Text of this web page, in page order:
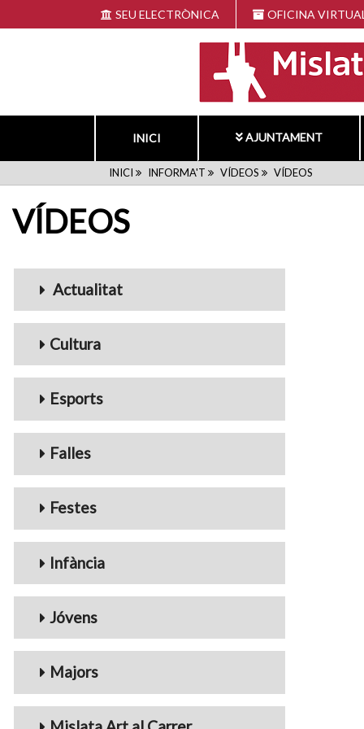
al
SEU ELECTRÒNICA OFICINA
INICI AJUNTAMENT
FIL
D'ARIADNA
INICI INFORMA'T VÍDEOS VÍDEOS
VÍDEOS
Menu_Videos
Actualitat
Cultura
Esports
Falles
Festes
Infància
Jóvens
Majors